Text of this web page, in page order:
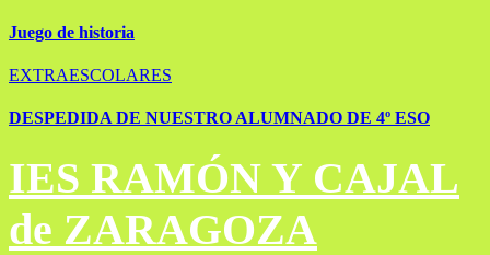
Juego de historia
EXTRAESCOLARES
DESPEDIDA DE NUESTRO ALUMNADO DE 4º ESO
IES RAMÓN Y CAJAL
de ZARAGOZA